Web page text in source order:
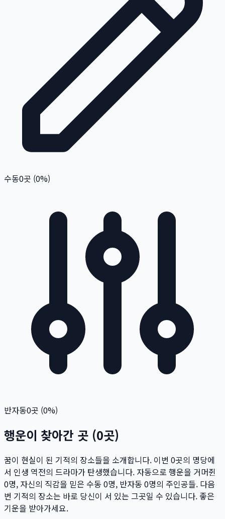
수동0곳 (0%)
반자동0곳 (0%)
행운이 찾아간 곳 (0곳)
꿈이 현실이 된 기적의 장소들을 소개합니다. 이번 0곳의 명당에
서 인생 역전의 드라마가 탄생했습니다. 자동으로 행운을 거머쥔
0명, 자신의 직감을 믿은 수동 0명, 반자동 0명의 주인공들. 다음
번 기적의 장소는 바로 당신이 서 있는 그곳일 수 있습니다. 좋은
기운을 받아가세요.